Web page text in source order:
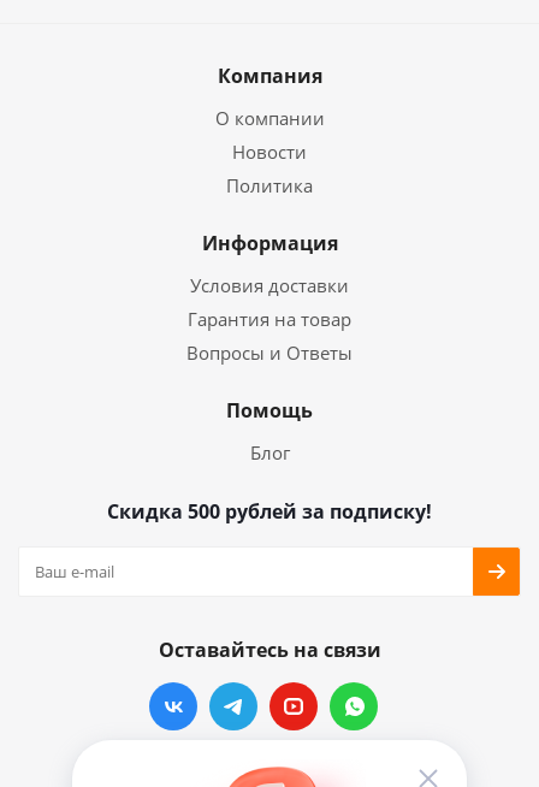
Компания
О компании
Новости
Политика
Информация
Условия доставки
Гарантия на товар
Вопросы и Ответы
Помощь
Блог
Скидка 500 рублей за подписку!
Оставайтесь на связи
Наши контакты